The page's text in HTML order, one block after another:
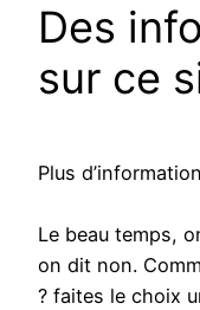
Des
sur ce
Plus
Le beau temps,
on dit non.
? faites le choix